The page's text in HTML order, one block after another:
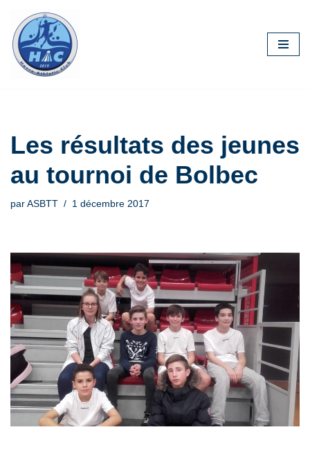
Aller
au
contenu
Les résultats des jeunes
au tournoi de Bolbec
par ASBTT 1 décembre 2017